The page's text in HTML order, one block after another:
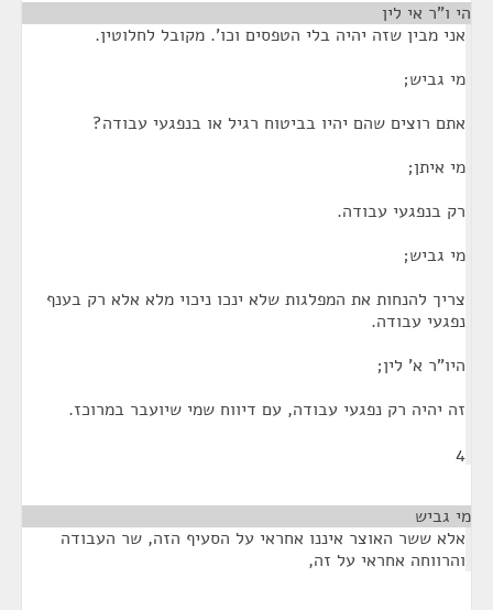
הי ו"ר אי לין
אני מבין שזה יהיה בלי הטפסים וכו'. מקובל לחלוטין.
מי גביש;
אתם רוצים שהם יהיו בביטוח רגיל או בנפגעי עבודה?
מי איתן;
רק בנפגעי עבודה.
מי גביש;
צריך להנחות את המפלגות שלא ינכו ניכוי מלא אלא רק בענף
נפגעי עבודה.
היו"ר א' לין;
זה יהיה רק נפגעי עבודה, עם דיווח שמי שיועבר במרוכז.
4
מי גביש
אלא ששר האוצר איננו אחראי על הסעיף הזה, שר העבודה
והרווחה אחראי על זה,